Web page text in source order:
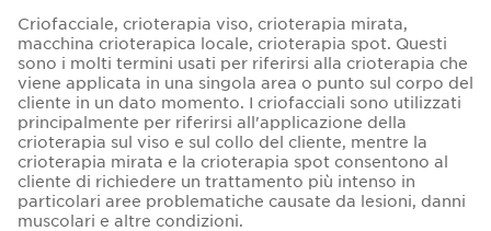
Criofacciale, crioterapia viso, crioterapia mirata,
macchina crioterapica locale, crioterapia spot. Questi
sono i molti termini usati per riferirsi alla crioterapia che
viene applicata in una singola area o punto sul corpo del
cliente in un dato momento. I criofacciali sono utilizzati
principalmente per riferirsi all'applicazione della
crioterapia sul viso e sul collo del cliente, mentre la
crioterapia mirata e la crioterapia spot consentono al
cliente di richiedere un trattamento più intenso in
particolari aree problematiche causate da lesioni, danni
muscolari e altre condizioni.